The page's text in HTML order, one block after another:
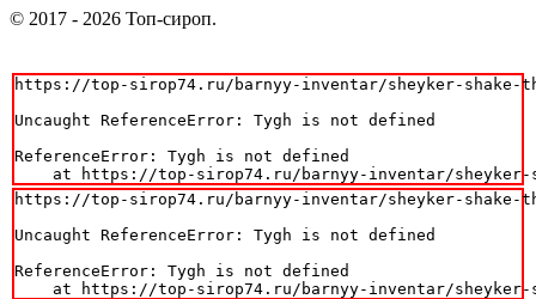
© 2017 - 2026 Топ-сироп.
https://top-sirop74.ru/barnyy-inventar/sheyker-shake-
Uncaught ReferenceError: Tygh is not defined
ReferenceError: Tygh is not defined
at https://top-sirop74.ru/barnyy-inventar/
https://top-sirop74.ru/barnyy-inventar/sheyker-shake-
Uncaught ReferenceError: Tygh is not defined
ReferenceError: Tygh is not defined
at https://top-sirop74.ru/barnyy-inventar/